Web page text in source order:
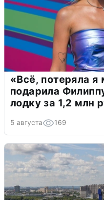
«Всё, потеряла
подарила
лодку за 1,2 млн
5 августа 169